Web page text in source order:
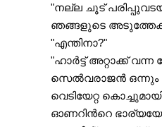
"നല്ല ചൂട്
ഞങ്ങളുടെ അടുത്തേക്ക്
"എന്തിനാ?"
സെൽവരാജൻ ഒന്നും
വെടിയേറ്റ
ഓണറിൻറെ